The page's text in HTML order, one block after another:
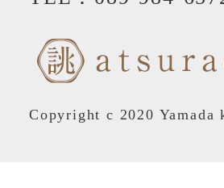
Copyright c 2020